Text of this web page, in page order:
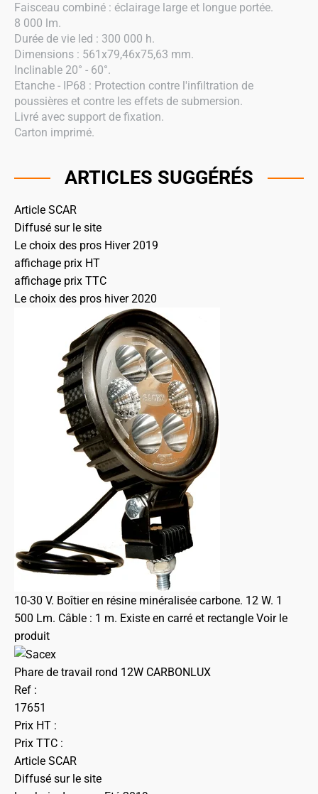
Faisceau combiné : éclairage large et longue portée.
8 000 lm.
Durée de vie led : 300 000 h.
Dimensions : 561x79,46x75,63 mm.
Inclinable 20° - 60°.
Etanche - IP68 : Protection contre l'infiltration de
poussières et contre les effets de submersion.
Livré avec support de fixation.
Carton imprimé.
ARTICLES SUGGÉRÉS
Article SCAR
Diffusé sur le site
Le choix des pros Hiver 2019
affichage prix HT
affichage prix TTC
Le choix des pros hiver 2020
10-30 V. Boîtier en résine minéralisée carbone. 12 W. 1
500 Lm. Câble : 1 m. Existe en carré et rectangle Voir le
produit
Phare de travail rond 12W CARBONLUX
Ref :
17651
Prix HT :
Prix TTC :
Article SCAR
Diffusé sur le site